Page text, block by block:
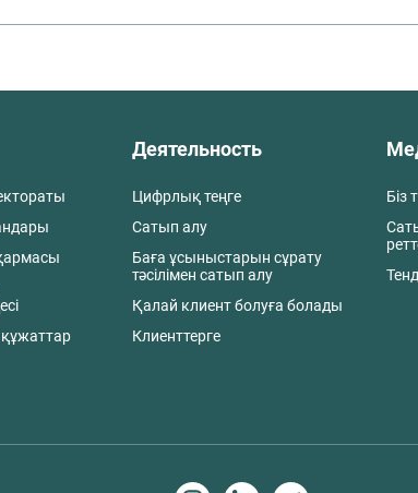
Деятельность
Цифрлық теңге
Сатып алу
Баға ұсыныстарын сұрату
тәсілімен сатып алу
Қалай клиент болуға болады
Клиенттерге
Біз